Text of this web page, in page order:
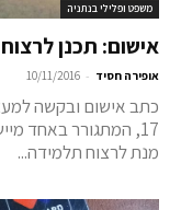
משפט ופלילי בנתניה
אישום: תכנן
אופירה חסיד -
10/11/2016
כתב אישום ובקשה
17, המתגורר באחד
מנת לרצוח תלמידה...